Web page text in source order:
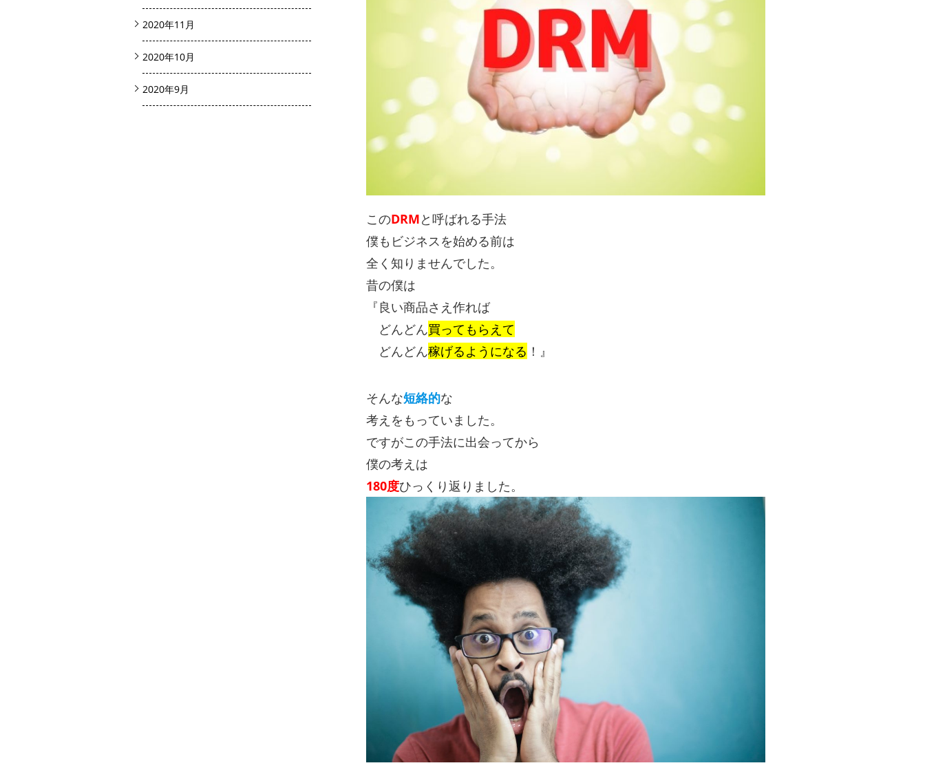
このDRMと呼ばれる手法
僕もビジネスを始める前は
全く知りませんでした。
昔の僕は
『良い商品さえ作れば
どんどん買ってもらえて
どんどん稼げるようになる ！』
そんな短絡的な
考えをもっていました。
ですがこの手法に出会ってから
僕の考えは
180度ひっくり返りました。
2020年11月
2020年10月
2020年9月